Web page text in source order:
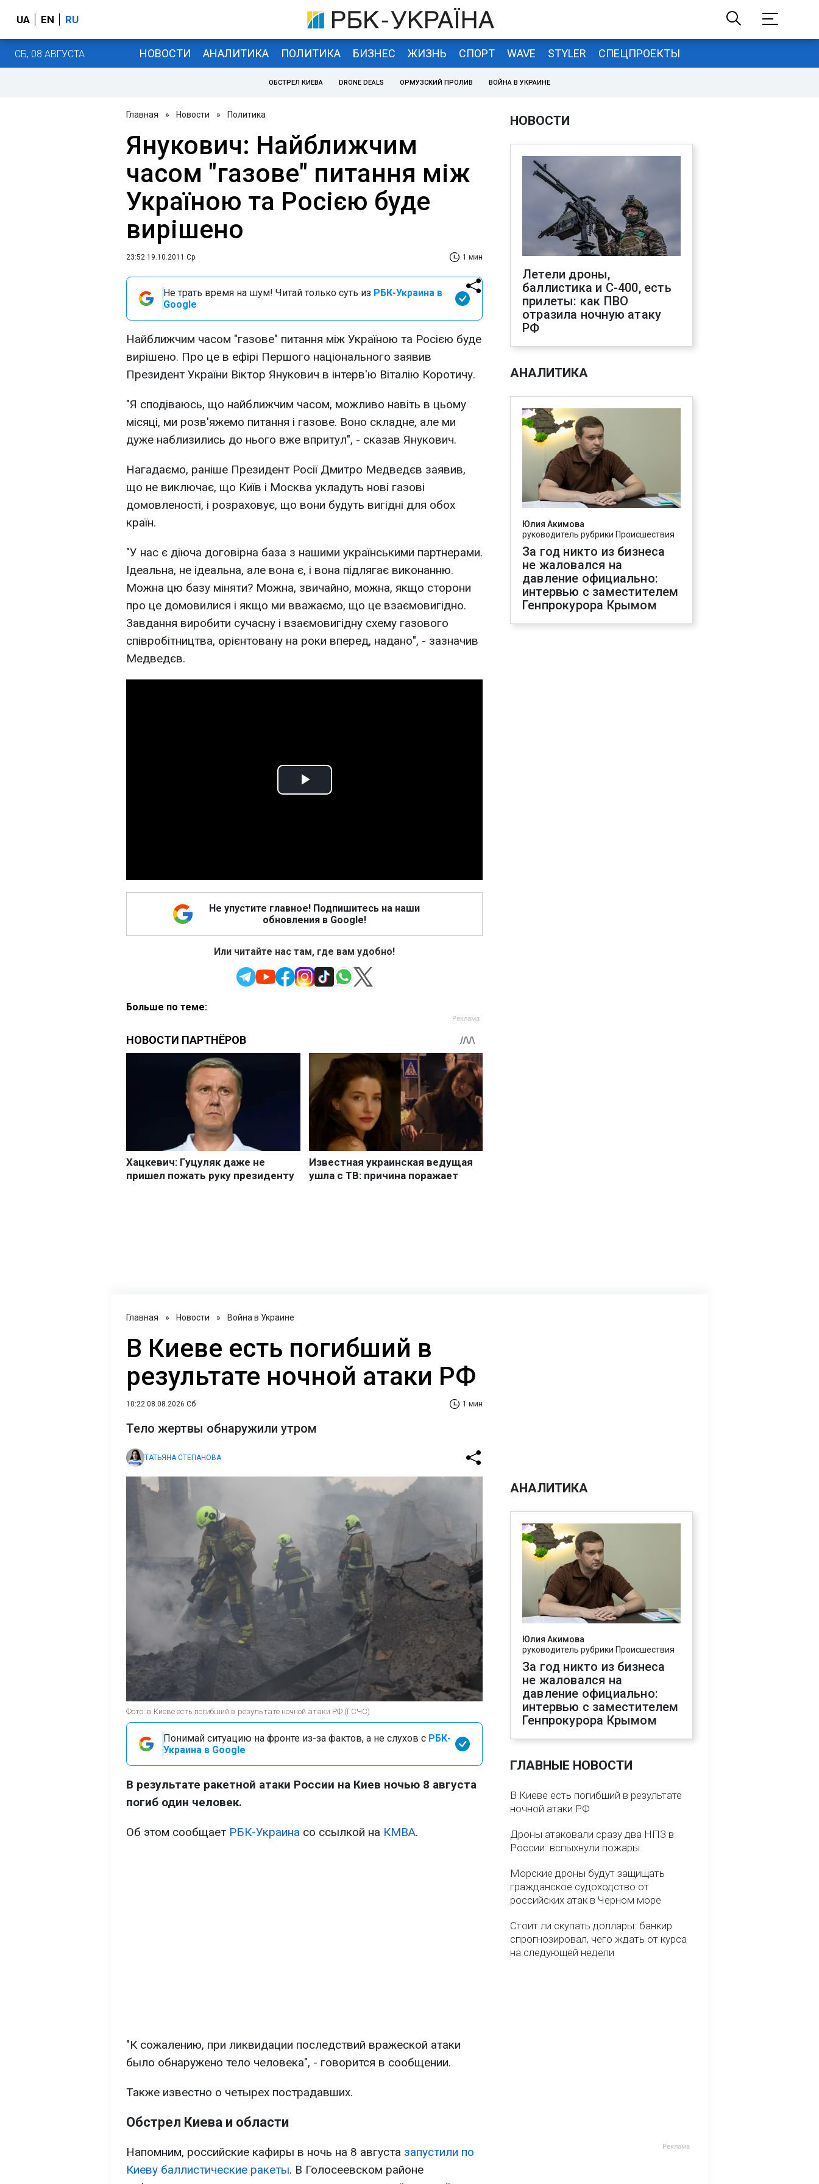
UA EN RU
СБ, 08 АВГУСТА НОВОСТИ АНАЛИТИКА ПОЛИТИКА БИЗНЕС ЖИЗНЬ СПОРТ WAVE STYLER СПЕЦПРОЕКТЫ
ОБСТРЕЛ КИЕВА DRONE DEALS ОРМУЗСКИЙ ПРОЛИВ ВОЙНА В УКРАИНЕ
Главная » Новости » Политика
Янукович: Найближчим
часом "газове" питання між
Україною та Росією буде
вирішено
23:52 19.10.2011 Ср 1 мин
Не трать время на шум! Читай только суть из РБК-Украина в
Google
Найближчим часом "газове" питання між Україною та Росією буде
вирішено. Про це в ефірі Першого національного заявив
Президент України Віктор Янукович в інтерв'ю Віталію Коротичу.
"Я сподіваюсь, що найближчим часом, можливо навіть в цьому
місяці, ми розв'яжемо питання і газове. Воно складне, але ми
дуже наблизились до нього вже впритул", - сказав Янукович.
Нагадаємо, раніше Президент Росії Дмитро Медведєв заявив,
що не виключає, що Київ і Москва укладуть нові газові
домовленості, і розраховує, що вони будуть вигідні для обох
країн.
"У нас є діюча договірна база з нашими українськими партнерами.
Ідеальна, не ідеальна, але вона є, і вона підлягає виконанню.
Можна цю базу міняти? Можна, звичайно, можна, якщо сторони
про це домовилися і якщо ми вважаємо, що це взаємовигідно.
Завдання виробити сучасну і взаємовигідну схему газового
співробітництва, орієнтовану на роки вперед, надано", - зазначив
Медведєв.
Play
Не упустите главное! Подпишитесь на наши
обновления в Google!
Или читайте нас там, где вам удобно!
Больше по теме:
НОВОСТИ
Летели дроны,
баллистика и С-400, есть
прилеты: как ПВО
отразила ночную атаку
РФ
АНАЛИТИКА
Юлия Акимова
руководитель рубрики Происшествия
За год никто из бизнеса
не жаловался на
давление официально:
интервью с заместителем
Генпрокурора Крымом
Главная » Новости » Война в Украине
В Киеве есть погибший в
результате ночной атаки РФ
10:22 08.08.2026 Сб 1 мин
Тело жертвы обнаружили утром
ТАТЬЯНА СТЕПАНОВА
Фото: в Киеве есть погибший в результате ночной атаки РФ (ГСЧС)
Понимай ситуацию на фронте из-за фактов, а не слухов с РБК-
Украина в Google
В результате ракетной атаки России на Киев ночью 8 августа
погиб один человек.
Об этом сообщает РБК-Украина со ссылкой на КМВА.
"К сожалению, при ликвидации последствий вражеской атаки
было обнаружено тело человека", - говорится в сообщении.
Также известно о четырех пострадавших.
Обстрел Киева и области
Напомним, российские кафиры в ночь на 8 августа запустили по
Киеву баллистические ракеты. В Голосеевском районе
АНАЛИТИКА
Юлия Акимова
руководитель рубрики Происшествия
За год никто из бизнеса
не жаловался на
давление официально:
интервью с заместителем
Генпрокурора Крымом
ГЛАВНЫЕ НОВОСТИ
В Киеве есть погибший в результате
ночной атаки РФ
Дроны атаковали сразу два НПЗ в
России: вспыхнули пожары
Морские дроны будут защищать
гражданское судоходство от
российских атак в Черном море
Стоит ли скупать доллары: банкир
спрогнозировал, чего ждать от курса
на следующей недели